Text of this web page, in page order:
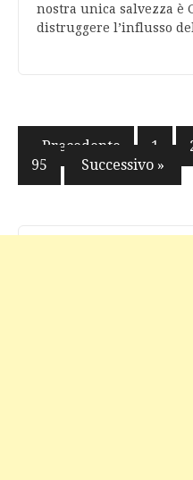
nostra unica salvezza è
distruggere l’influsso
Navigazione
articoli
« Precedente 1
95
Successivo »